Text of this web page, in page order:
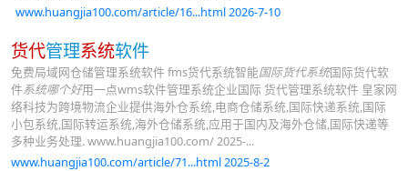
www.huangjia100.com/article/16...html 2026-7-10
货代管理系统软件
免费局域网仓储管理系统软件 fms货代系统智能国际货代系统国际货代软
件系统哪个好用一点wms软件管理系统企业国际 货代管理系统软件 皇家网
络科技为跨境物流企业提供海外仓系统,电商仓储系统,国际快递系统,国际
小包系统,国际转运系统,海外仓储系统,应用于国内及海外仓储,国际快递等
多种业务处理. www.huangjia100.com/ 2025-...
www.huangjia100.com/article/71...html 2025-8-2